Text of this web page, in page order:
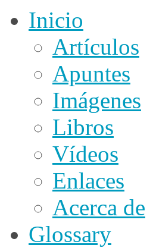
Inicio
Artículos
Apuntes
Imágenes
Libros
Vídeos
Enlaces
Acerca de
Glossary